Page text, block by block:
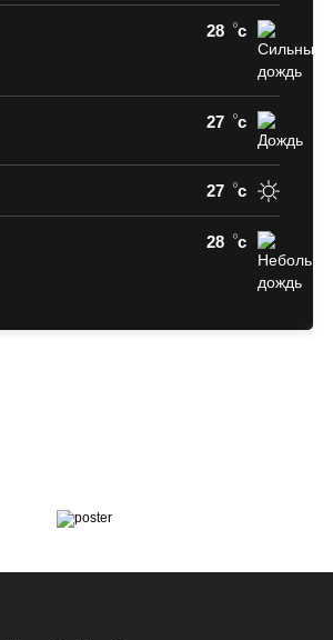
28 c
27 c
27 c
28 c